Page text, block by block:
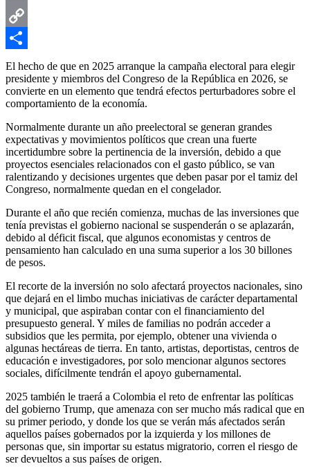
Email
Copy
Link
Compartir
El hecho de que en 2025 arranque la campaña electoral para elegir
presidente y miembros del Congreso de la República en 2026, se
convierte en un elemento que tendrá efectos perturbadores sobre el
comportamiento de la economía.
Normalmente durante un año preelectoral se generan grandes
expectativas y movimientos políticos que crean una fuerte
incertidumbre sobre la pertinencia de la inversión, debido a que
proyectos esenciales relacionados con el gasto público, se van
ralentizando y decisiones urgentes que deben pasar por el tamiz del
Congreso, normalmente quedan en el congelador.
Durante el año que recién comienza, muchas de las inversiones que
tenía previstas el gobierno nacional se suspenderán o se aplazarán,
debido al déficit fiscal, que algunos economistas y centros de
pensamiento han calculado en una suma superior a los 30 billones
de pesos.
El recorte de la inversión no solo afectará proyectos nacionales, sino
que dejará en el limbo muchas iniciativas de carácter departamental
y municipal, que aspiraban contar con el financiamiento del
presupuesto general. Y miles de familias no podrán acceder a
subsidios que les permita, por ejemplo, obtener una vivienda o
algunas hectáreas de tierra. En tanto, artistas, deportistas, centros de
educación e investigadores, por solo mencionar algunos sectores
sociales, difícilmente tendrán el apoyo gubernamental.
2025 también le traerá a Colombia el reto de enfrentar las políticas
del gobierno Trump, que amenaza con ser mucho más radical que en
su primer periodo, y donde los que se verán más afectados serán
aquellos países gobernados por la izquierda y los millones de
personas que, sin importar su estatus migratorio, corren el riesgo de
ser devueltos a sus países de origen.